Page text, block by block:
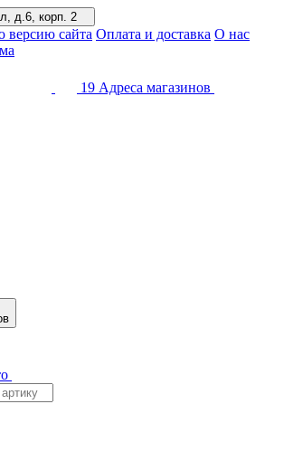
д.6, корп. 2
версию сайта Оплата и доставка О нас
19 Адреса магазинов